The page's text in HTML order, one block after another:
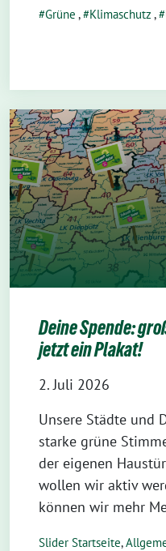
Grüne , Klimaschutz ,
Deine Spende:
jetzt ein Plakat!
2. Juli 2026
Unsere Städte und
starke grüne
der eigenen
wollen wir aktiv
können wir mehr
Slider Startseite,